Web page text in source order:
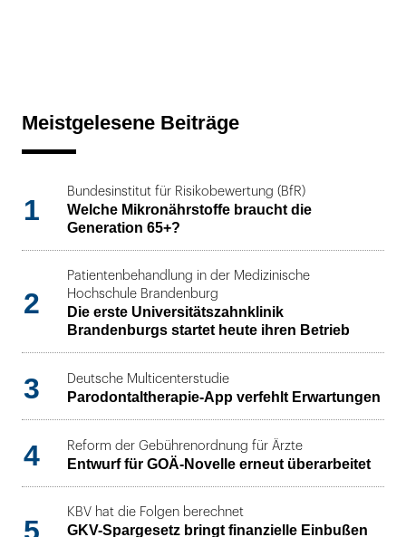
Meistgelesene Beiträge
1
Bundesinstitut für Risikobewertung (BfR)
Welche Mikronährstoffe braucht die
Generation 65+?
2
Patientenbehandlung in der Medizinische
Hochschule Brandenburg
Die erste Universitätszahnklinik
Brandenburgs startet heute ihren Betrieb
3 Deutsche Multicenterstudie
Parodontaltherapie-App verfehlt Erwartungen
4 Reform der Gebührenordnung für Ärzte
Entwurf für GOÄ-Novelle erneut überarbeitet
KBV hat die Folgen berechnet
GKV-Spargesetz bringt finanzielle Einbußen